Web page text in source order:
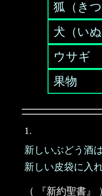
狐（きつ
犬（いぬ
ウサギ
果物
1.
新しいぶどう酒は
新しい皮袋に入
（ 『新約聖書』